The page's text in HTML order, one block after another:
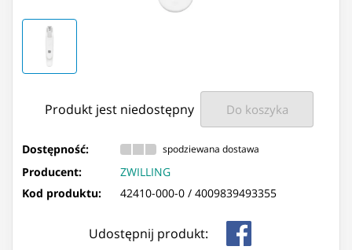
Produkt jest niedostępny Do koszyka
Dostępność: spodziewana dostawa
Producent:
ZWILLING
Kod produktu:
42410-000-0 / 4009839493355
Udostępnij produkt: